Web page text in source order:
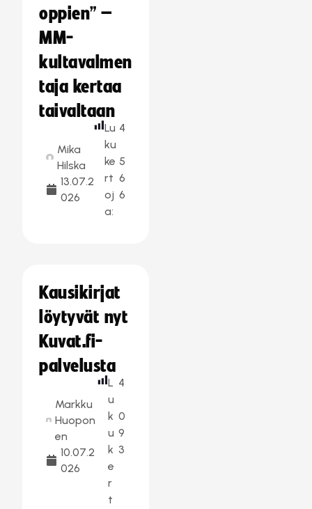
oppien” –
MM-
kultavalmen
taja kertaa
taivaltaan
Mika
Hilska
13.07.2
026
Lu
ku
ke
rt
oj
a:
4
5
6
6
Kausikirjat
löytyvät nyt
Kuvat.fi-
palvelusta
Markku
Huopon
en
10.07.2
026
L
u
k
u
k
e
r
t
4
0
9
3